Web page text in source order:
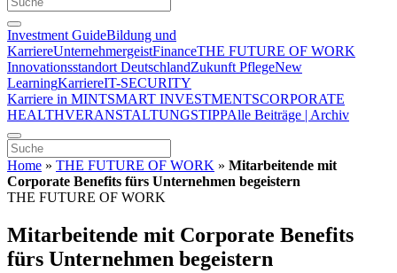
Investment GuideBildung und
KarriereUnternehmergeistFinanceTHE FUTURE OF WORK
Innovationsstandort DeutschlandZukunft PflegeNew
LearningKarriereIT-SECURITY
Karriere in MINTSMART INVESTMENTSCORPORATE
HEALTHVERANSTALTUNGSTIPPAlle Beiträge | Archiv
Home » THE FUTURE OF WORK » Mitarbeitende mit
Corporate Benefits fürs Unternehmen begeistern
THE FUTURE OF WORK
Mitarbeitende mit Corporate Benefits
fürs Unternehmen begeistern